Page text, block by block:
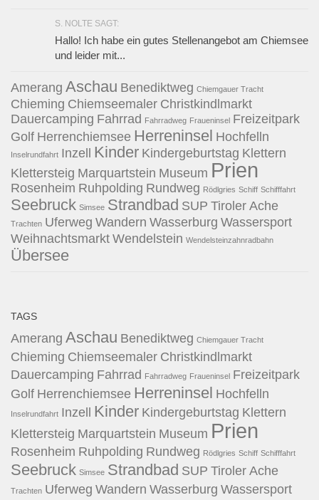
S. NOLTE SAGT:
Hallo! Ich habe ein gutes Stellenangebot am Chiemsee
und leider mit...
Amerang Aschau Benediktweg Chiemgauer Tracht
Chieming Chiemseemaler Christkindlmarkt
Dauercamping Fahrrad Fahrradweg Fraueninsel Freizeitpark
Golf Herrenchiemsee Herreninsel Hochfelln
Inselrundfahrt Inzell Kinder Kindergeburtstag Klettern
Klettersteig Marquartstein Museum Prien
Rosenheim Ruhpolding Rundweg Rödlgries Schiff Schifffahrt
Seebruck Simsee Strandbad SUP Tiroler Ache
Trachten Uferweg Wandern Wasserburg Wassersport
Weihnachtsmarkt Wendelstein Wendelsteinzahnradbahn
Übersee
TAGS
Amerang Aschau Benediktweg Chiemgauer Tracht
Chieming Chiemseemaler Christkindlmarkt
Dauercamping Fahrrad Fahrradweg Fraueninsel Freizeitpark
Golf Herrenchiemsee Herreninsel Hochfelln
Inselrundfahrt Inzell Kinder Kindergeburtstag Klettern
Klettersteig Marquartstein Museum Prien
Rosenheim Ruhpolding Rundweg Rödlgries Schiff Schifffahrt
Seebruck Simsee Strandbad SUP Tiroler Ache
Trachten Uferweg Wandern Wasserburg Wassersport